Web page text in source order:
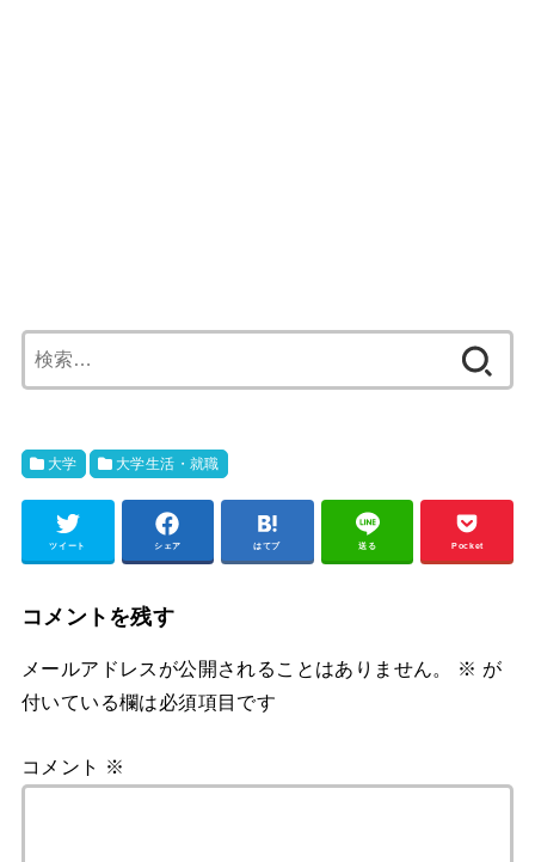
索:
大学 大学生活・就職
ツイート シェア はてブ 送る Pocket
コメントを残す
メールアドレスが公開されることはありません。 ※ が
付いている欄は必須項目です
コメント ※